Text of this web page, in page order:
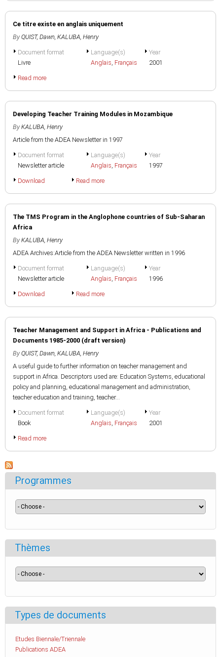
Ce titre existe en anglais uniquement
By QUIST, Dawn, KALUBA, Henry
Document format
Livre
Language(s)
Anglais, Français
Year
2001
Read more
Developing Teacher Training Modules in Mozambique
By KALUBA, Henry
Article from the ADEA Newsletter in 1997
Document format
Newsletter article
Language(s)
Anglais, Français
Year
1997
Download Read more
The TMS Program in the Anglophone countries of Sub-Saharan
Africa
By KALUBA, Henry
ADEA Archives:Article from the ADEA Newsletter written in 1996
Document format
Newsletter article
Language(s)
Anglais, Français
Year
1996
Download Read more
Teacher Management and Support in Africa - Publications and
Documents 1985-2000 (draft version)
By QUIST, Dawn, KALUBA, Henry
A useful guide to further information on teacher management and
support in Africa. Descriptors used are: Education Systems, educational
policy and planning, educational management and administration,
teacher education and training, teacher...
Document format
Book
Language(s)
Anglais, Français
Year
2001
Read more
Programmes
Thèmes
Types de documents
Etudes Biennale/Triennale
Publications ADEA